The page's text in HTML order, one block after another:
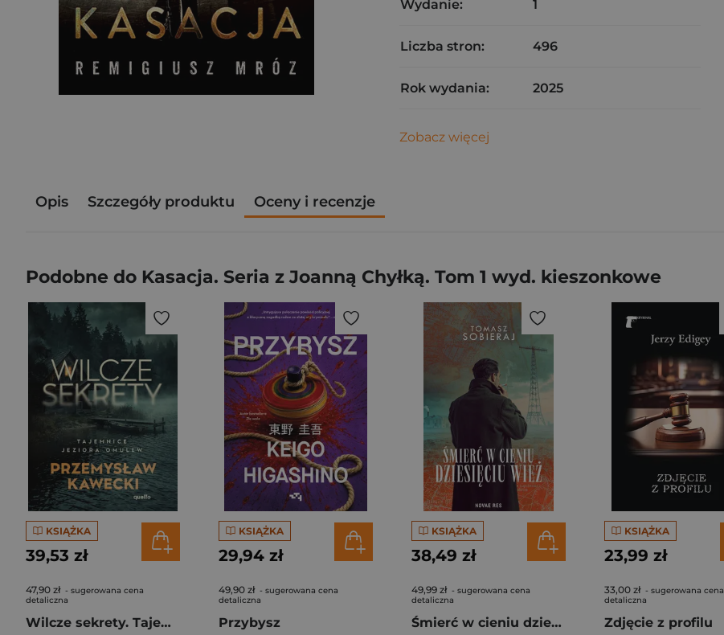
Wydanie: 1
Liczba stron: 496
Rok wydania: 2025
Zobacz więcej
Opis Szczegóły produktu Oceny i recenzje
Podobne do Kasacja. Seria z Joanną Chyłką. Tom 1 wyd. kieszonkowe
KSIĄŻKA
39,53 zł
47,90 zł - sugerowana cena
detaliczna
Wilcze sekrety. Tajemnice jeziora Omulew
KSIĄŻKA
29,94 zł
49,90 zł - sugerowana cena
detaliczna
Przybysz
KSIĄŻKA
38,49 zł
49,99 zł - sugerowana cena
detaliczna
Śmierć w cieniu dziesięciu wież
KSIĄŻKA
23,99 zł
33,00 zł - sugerowana cena
detaliczna
Zdjęcie z profilu